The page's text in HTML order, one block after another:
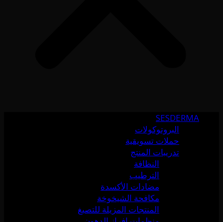
SESDERMA
البروتوكولات
حملات تسويقية
تدريبات المنتج
النظافة
الترطيب
مضادات الأكسدة
مكافحة الشيخوخة
المنتجات المزيلة للتصبغ